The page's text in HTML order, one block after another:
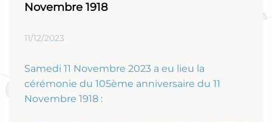
Novembre 1918
11/12/2023
Samedi 11 Novembre 2023 a eu lieu la
cérémonie du 105ème anniversaire du 11
Novembre 1918 :